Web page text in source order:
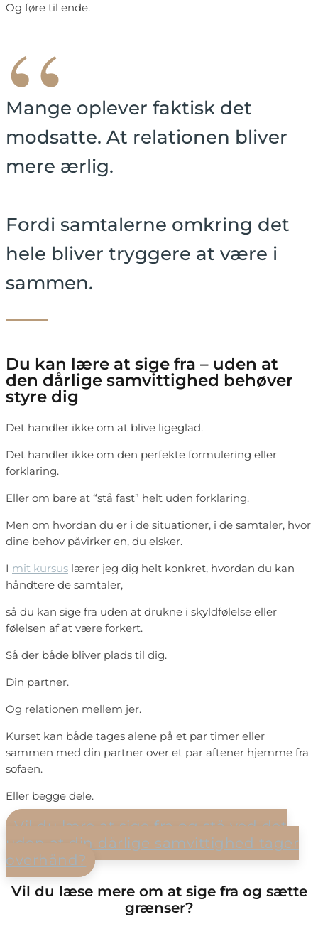
Og føre til ende.
“
Mange oplever faktisk det
modsatte. At relationen bliver
mere ærlig.
Fordi samtalerne omkring det
hele bliver tryggere at være i
sammen.
Du kan lære at sige fra – uden at
den dårlige samvittighed behøver
styre dig
Det handler ikke om at blive ligeglad.
Det handler ikke om den perfekte formulering eller
forklaring.
Eller om bare at “stå fast” helt uden forklaring.
Men om hvordan du er i de situationer, i de samtaler, hvor
dine behov påvirker en, du elsker.
I mit kursus lærer jeg dig helt konkret, hvordan du kan
håndtere de samtaler,
så du kan sige fra uden at drukne i skyldfølelse eller
følelsen af at være forkert.
Så der både bliver plads til dig.
Din partner.
Og relationen mellem jer.
Kurset kan både tages alene på et par timer eller
sammen med din partner over et par aftener hjemme fra
sofaen.
Eller begge dele.
Vil du lære at sige fra og stå ved det
uden at din dårlige samvittighed tager
overhånd?
Vil du læse mere om at sige fra og sætte
grænser?